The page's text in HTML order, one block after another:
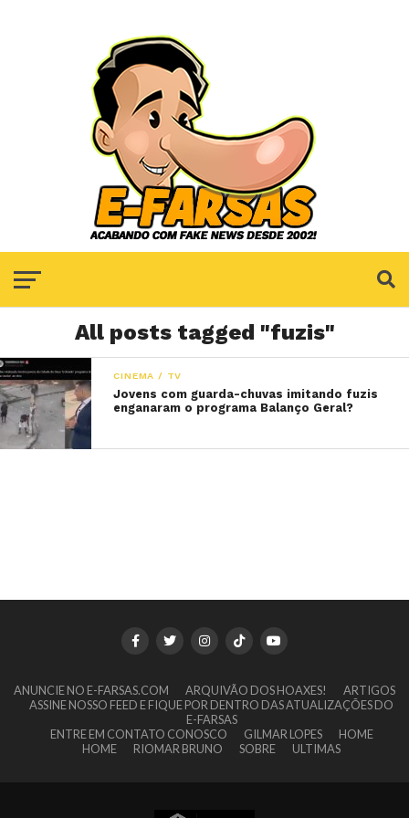
All posts tagged "fuzis"
CINEMA / TV
Jovens com guarda-chuvas imitando fuzis
enganaram o programa Balanço Geral?
ANUNCIE NO E-FARSAS.COM ARQUIVÃO DOS HOAXES!
ARTIGOS
ASSINE NOSSO FEED E FIQUE POR DENTRO DAS ATUALIZAÇÕES DO
E-FARSAS
ENTRE EM CONTATO CONOSCO
GILMAR LOPES
HOME
HOME
RIOMAR BRUNO SOBRE ULTIMAS